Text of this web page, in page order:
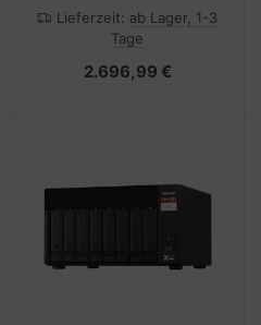
Lieferzeit: ab Lager, 1-3
Tage
2.696,99 €